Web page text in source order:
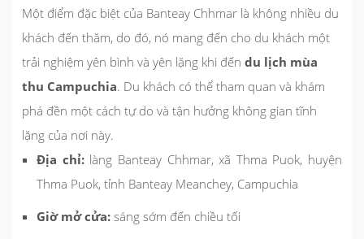
Một điểm đặc biệt của Banteay Chhmar là không nhiều du
khách đến thăm, do đó, nó mang đến cho du khách một
trải nghiệm yên bình và yên lặng khi đến du lịch mùa
thu Campuchia. Du khách có thể tham quan và khám
phá đền một cách tự do và tận hưởng không gian tĩnh
lặng của nơi này.
Địa chỉ: làng Banteay Chhmar, xã Thma Puok, huyện
Thma Puok, tỉnh Banteay Meanchey, Campuchia
Giờ mở cửa: sáng sớm đến chiều tối